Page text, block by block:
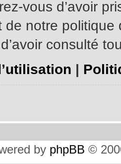
vous d’avoir
de notre
consulté
|
by phpBB ©